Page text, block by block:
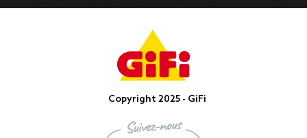
Copyright 2025 - GiFi